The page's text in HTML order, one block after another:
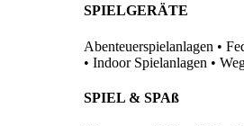
SPIELGERÄTE
Abenteuerspielanlagen •
• Indoor Spielanlagen •
SPIEL & SPAß